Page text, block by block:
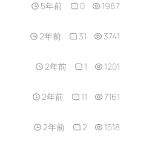
5年前 0 1967
2年前 31 3741
2年前 1 1201
2年前 11 7161
2年前 2 1518